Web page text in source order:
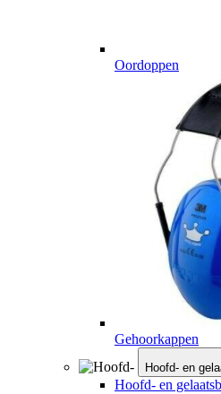
Oordoppen
Gehoorkappen
Hoofd- en
Hoofd- en